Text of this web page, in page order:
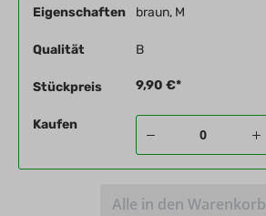
Eigenschaften braun, M
Qualität B
Stückpreis 9,90 €*
Kaufen
Alle in den Warenkorb